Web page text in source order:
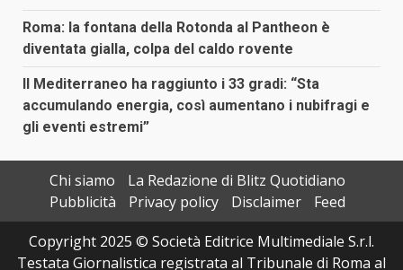
Roma: la fontana della Rotonda al Pantheon è
diventata gialla, colpa del caldo rovente
Il Mediterraneo ha raggiunto i 33 gradi: “Sta
accumulando energia, così aumentano i nubifragi e
gli eventi estremi”
Chi siamo
La Redazione di Blitz Quotidiano
Pubblicità
Privacy policy Disclaimer
Feed
Copyright 2025 © Società Editrice Multimediale S.r.l.
Testata Giornalistica registrata al Tribunale di Roma al